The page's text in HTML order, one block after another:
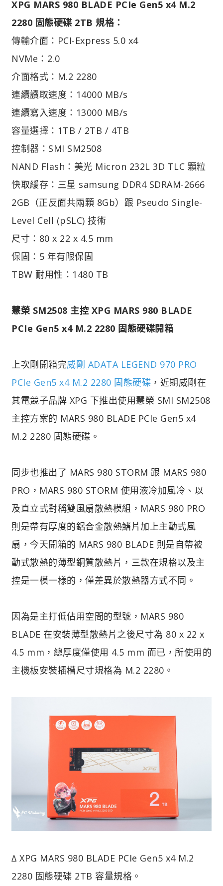
XPG MARS 980 BLADE PCIe Gen5 x4 M.2
2280 固態硬碟 2TB 規格：
傳輸介面：PCI-Express 5.0 x4
NVMe：2.0
介面格式：M.2 2280
連續讀取速度：14000 MB/s
連續寫入速度：13000 MB/s
容量選擇：1TB / 2TB / 4TB
控制器：SMI SM2508
NAND Flash：美光 Micron 232L 3D TLC 顆粒
快取緩存：三星 samsung DDR4 SDRAM-2666
2GB（正反面共兩顆 8Gb）跟 Pseudo Single-
Level Cell (pSLC) 技術
尺寸：80 x 22 x 4.5 mm
保固：5 年有限保固
TBW 耐用性：1480 TB
慧榮 SM2508 主控 XPG MARS 980 BLADE
PCIe Gen5 x4 M.2 2280 固態硬碟開箱
上次剛開箱完威剛 ADATA LEGEND 970 PRO
PCIe Gen5 x4 M.2 2280 固態硬碟 ，近期威剛在
其電競子品牌 XPG 下推出使用慧榮 SMI SM2508
主控方案的 MARS 980 BLADE PCIe Gen5 x4
M.2 2280 固態硬碟。
同步也推出了 MARS 980 STORM 跟 MARS 980
PRO，MARS 980 STORM 使用液冷加風冷、以
及直立式對稱雙風扇散熱模組，MARS 980 PRO
則是帶有厚度的鋁合金散熱鰭片加上主動式風
扇，今天開箱的 MARS 980 BLADE 則是自帶被
動式散熱的薄型銅質散熱片，三款在規格以及主
控是一模一樣的，僅差異於散熱器方式不同。
因為是主打低佔用空間的型號，MARS 980
BLADE 在安裝薄型散熱片之後尺寸為 80 x 22 x
4.5 mm，總厚度僅使用 4.5 mm 而已，所使用的
主機板安裝插槽尺寸規格為 M.2 2280。
∆ XPG MARS 980 BLADE PCIe Gen5 x4 M.2
2280 固態硬碟 2TB 容量規格。